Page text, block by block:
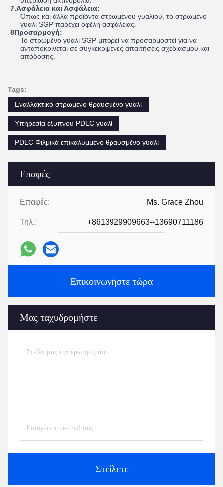
Επαφές
Επαφές: Ms. Grace Zhou
Τηλ.: +8613929909663--13690711186
Επικοινωνήστε τώρα
Μας ταχυδρομήστε
Στείλετε
7.Ασφάλεια και Ασφάλεια:
Όπως και άλλα προϊόντα στρωμένου γυαλιού, το στρωμένο
γυαλί SGP παρέχει οφέλη ασφάλειας.
8Προσαρμογή:
Το στρωμένο γυαλί SGP μπορεί να προσαρμοστεί για να
ανταποκρίνεται σε συγκεκριμένες απαιτήσεις σχεδιασμού και
απόδοσης.
Tags:
Εναλλακτικό στρωμένο θραυσμένο γυαλί
Υπηρεσία έξυπνου PDLC γυαλί
PDLC Φιλμικά επικαλυμμένο θραυσμένο γυαλί